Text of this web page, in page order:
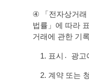
④
「전자상거
법률」에 따라
거래에 관한 기
1. 표시광〮고
2. 계약 또는